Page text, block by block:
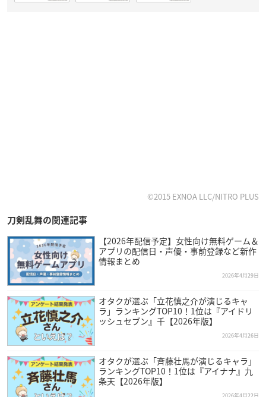
©2015 EXNOA LLC/NITRO PLUS
刀剣乱舞の関連記事
【2026年配信予定】女性向け無料ゲーム＆
アプリの配信日・声優・事前登録など新作
情報まとめ
2026年4月29日
オタクが選ぶ「立花慎之介が演じるキャ
ラ」ランキングTOP10！1位は『アイドリ
ッシュセブン』千【2026年版】
2026年4月26日
オタクが選ぶ「斉藤壮馬が演じるキャラ」
ランキングTOP10！1位は『アイナナ』九
条天【2026年版】